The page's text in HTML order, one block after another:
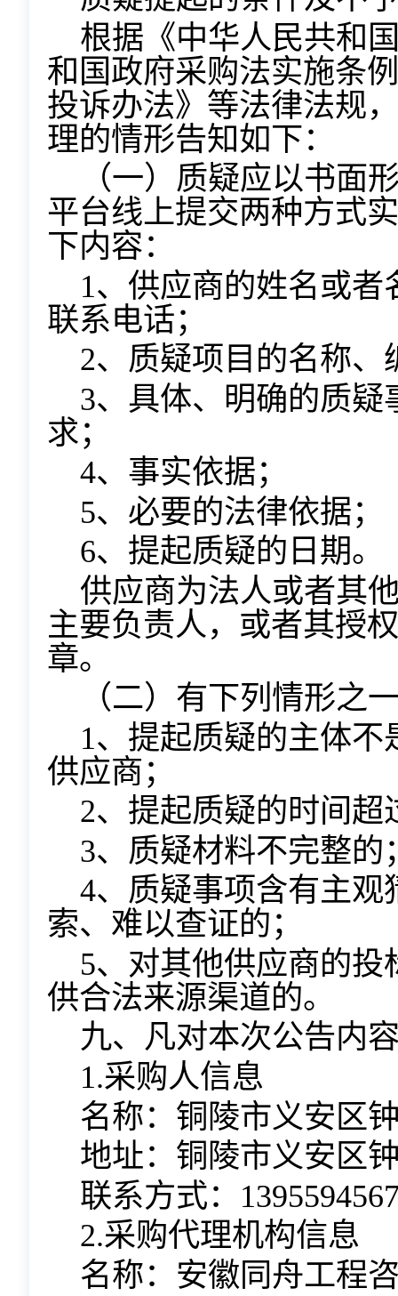
根据《中华人民共和
和国政府采购法实施条
投诉办法》等法律法规
理的情形告知如下：
（一）质疑应以书面
平台线上提交两种方式
下内容：
1、供应商的姓名或
联系电话；
2、质疑项目的名称、
3、具体、明确的质
求；
4、事实依据；
5、必要的法律依据；
6、提起质疑的日期。
供应商为法人或者其
主要负责人，或者其授
章。
（二）有下列情形之
1、提起质疑的主体
供应商；
2、提起质疑的时间超
3、质疑材料不完整的
4、质疑事项含有主
索、难以查证的；
5、对其他供应商的
供合法来源渠道的。
九、凡对本次公告内
1.采购人信息
名称：铜陵市义安区
地址：铜陵市义安区
联系方式：
2.采购代理机构信息
名称：安徽同舟工程